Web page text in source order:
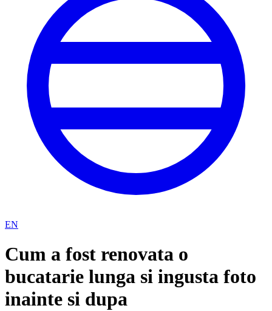
EN
Cum a fost renovata o
bucatarie lunga si ingusta foto
inainte si dupa